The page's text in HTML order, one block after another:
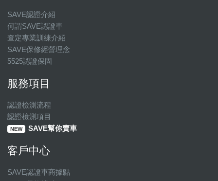
SAVE認證介紹
何謂SAVE認證車
查定專業訓練介紹
SAVE保修經營理念
5525認證保固
服務項目
認證檢測流程
認證檢測項目
NEW SAVE幫你賣車
客戶中心
SAVE認證車商據點